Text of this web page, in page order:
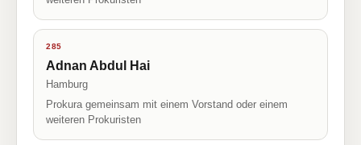
285
Adnan Abdul Hai
Hamburg
Prokura gemeinsam mit einem Vorstand oder einem
weiteren Prokuristen